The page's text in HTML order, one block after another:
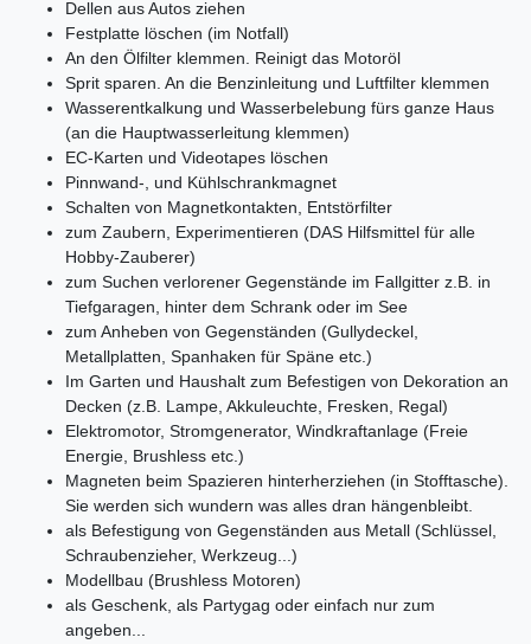
Dellen aus Autos ziehen
Festplatte löschen (im Notfall)
An den Ölfilter klemmen. Reinigt das Motoröl
Sprit sparen. An die Benzinleitung und Luftfilter klemmen
Wasserentkalkung und Wasserbelebung fürs ganze Haus
(an die Hauptwasserleitung klemmen)
EC-Karten und Videotapes löschen
Pinnwand-, und Kühlschrankmagnet
Schalten von Magnetkontakten, Entstörfilter
zum Zaubern, Experimentieren (DAS Hilfsmittel für alle
Hobby-Zauberer)
zum Suchen verlorener Gegenstände im Fallgitter z.B. in
Tiefgaragen, hinter dem Schrank oder im See
zum Anheben von Gegenständen (Gullydeckel,
Metallplatten, Spanhaken für Späne etc.)
Im Garten und Haushalt zum Befestigen von Dekoration an
Decken (z.B. Lampe, Akkuleuchte, Fresken, Regal)
Elektromotor, Stromgenerator, Windkraftanlage (Freie
Energie, Brushless etc.)
Magneten beim Spazieren hinterherziehen (in Stofftasche).
Sie werden sich wundern was alles dran hängenbleibt.
als Befestigung von Gegenständen aus Metall (Schlüssel,
Schraubenzieher, Werkzeug...)
Modellbau (Brushless Motoren)
als Geschenk, als Partygag oder einfach nur zum
angeben...